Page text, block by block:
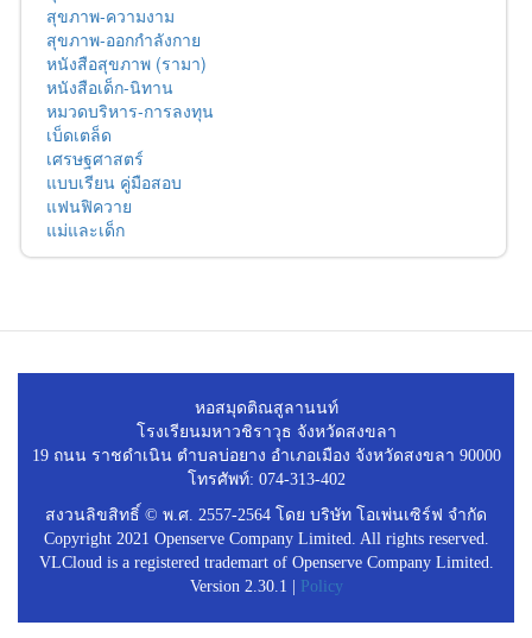
สุขภาพ-ความงาม
สุขภาพ-ออกกำลังกาย
หนังสือสุขภาพ (รามา)
หนังสือเด็ก-นิทาน
หมวดบริหาร-การลงทุน
เบ็ดเตล็ด
เศรษฐศาสตร์
แบบเรียน คู่มือสอบ
แฟนฟิควาย
แม่และเด็ก
หอสมุดติณสูลานนท์
โรงเรียนมหาวชิราวุธ จังหวัดสงขลา
19 ถนน ราชดำเนิน ตำบลบ่อยาง อำเภอเมือง จังหวัดสงขลา 90000
โทรศัพท์: 074-313-402
สงวนลิขสิทธิ์ © พ.ศ. 2557-2564 โดย บริษัท โอเพ่นเซิร์ฟ จำกัด
Copyright 2021 Openserve Company Limited. All rights reserved.
VLCloud is a registered trademart of Openserve Company Limited.
Version 2.30.1 |
Policy